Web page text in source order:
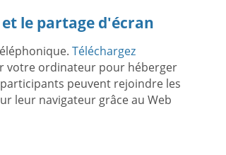
le partage d'écran
Téléchargez
votre ordinateur pour héberger
participants peuvent rejoindre les
leur navigateur grâce au Web